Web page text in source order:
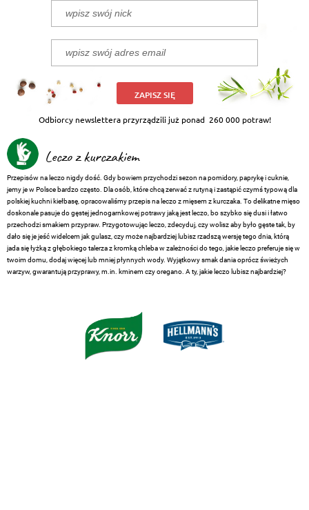
ZAPISZ SIĘ
Odbiorcy newslettera przyrządzili już ponad 260 000 potraw!
Leczo z kurczakiem
Przepisów na leczo nigdy dość. Gdy bowiem przychodzi sezon na pomidory, paprykę i cuknie,
jemy je w Polsce bardzo często. Dla osób, które chcą zerwać z rutyną i zastąpić czymś typową dla
polskiej kuchni kiełbasę, opracowaliśmy przepis na leczo z mięsem z kurczaka. To delikatne mięso
doskonale pasuje do gęstej jednogarnkowej potrawy jaką jest leczo, bo szybko się dusi i łatwo
przechodzi smakiem przypraw. Przygotowując leczo, zdecyduj, czy wolisz aby było gęste tak, by
dało się je jeść widelcem jak gulasz, czy może najbardziej lubisz rzadszą wersję tego dnia, którą
jada się łyżką z głębokiego talerza z kromką chleba w zależności do tego, jakie leczo preferuje się w
twoim domu, dodaj więcej lub mniej płynnych wody. Wyjątkowy smak dania oprócz świeżych
warzyw, gwarantują przyprawy, m.in. kminem czy oregano. A ty, jakie leczo lubisz najbardziej?